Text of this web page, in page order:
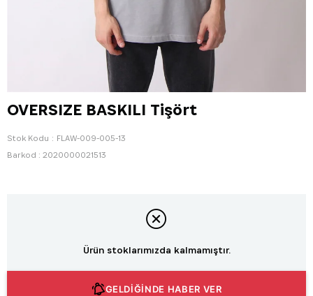
OVERSIZE BASKILI Tişört
Stok Kodu
FLAW-009-005-13
Barkod : 2020000021513
Ürün stoklarımızda kalmamıştır.
GELDİĞİNDE HABER VER